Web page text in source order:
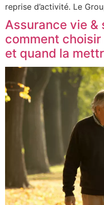
reprise d’activité. Le
Assurance vie &
comment
et quand la